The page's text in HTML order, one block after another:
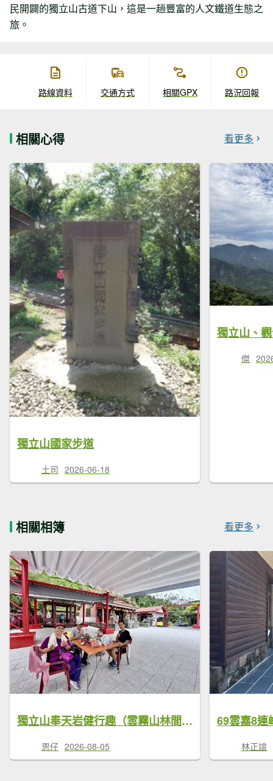
民開闢的獨立山古道下山，這是一趟豐富的人文鐵道生態之
旅。
路線資料 交通方式 相關GPX 路況回報
相關心得 看更多
獨立山國家步道
土司 2026-06-18
獨立山、
傑
相關相簿 看更多
獨立山奉天岩健行趣（雲霧山林間的悠閒時光） 2026.7.30
恩仔 2026-08-05
69雲嘉8連
林正誼